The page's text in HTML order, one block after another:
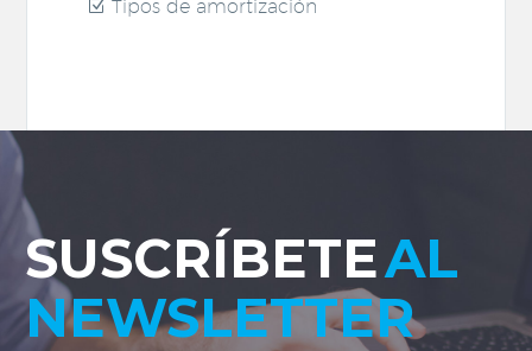
Tipos de amortización
SUSCRÍBETEAL
NEWSLETTER